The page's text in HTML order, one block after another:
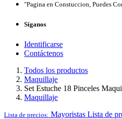
"Pagina en Constuccion, Puedes
Síganos
Identificarse
Contáctenos
Todos los productos
Maquillaje
Set Estuche 18 Pinceles
Maquillaje
Lista de precios: Mayoristas Lista de